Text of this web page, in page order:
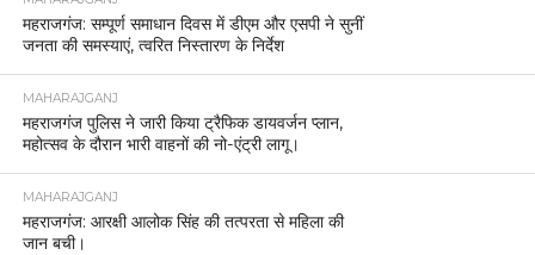
महराजगंज: सम्पूर्ण समाधान दिवस में डीएम और एसपी ने सुनीं
जनता की समस्याएं, त्वरित निस्तारण के निर्देश
MAHARAJGANJ
महराजगंज पुलिस ने जारी किया ट्रैफिक डायवर्जन प्लान,
महोत्सव के दौरान भारी वाहनों की नो-एंट्री लागू।
MAHARAJGANJ
महराजगंज: आरक्षी आलोक सिंह की तत्परता से महिला की
जान बची।